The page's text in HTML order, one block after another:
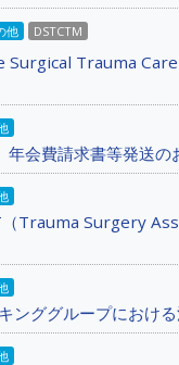
他 DSTCTM
Surgical Trauma
会費請求書等発送の
Trauma Surgery
ンググループにおけ